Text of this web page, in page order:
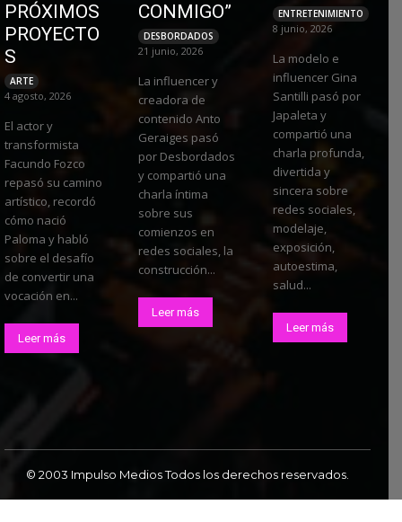
PRÓXIMOS
PROYECTO
S
ARTE
4 agosto, 2026
El actor y
transformista
Facundo Fozco
repasó su camino
artístico, recordó
cómo nació
Paloma y habló
sobre el desafío
de convertir una
vocación en...
Leer más
CONMIGO”
DESBORDADOS
21 junio, 2026
La influencer y
creadora de
contenido Anto
Geraiges pasó
por Desbordados
y compartió una
charla íntima
sobre sus
comienzos en
redes sociales, la
construcción...
Leer más
ENTRETENIMIENTO
8 junio, 2026
La modelo e
influencer Gina
Santilli pasó por
Japaleta y
compartió una
charla profunda,
divertida y
sincera sobre
redes sociales,
modelaje,
exposición,
autoestima,
salud...
Leer más
© 2003 Impulso Medios Todos los derechos reservados.